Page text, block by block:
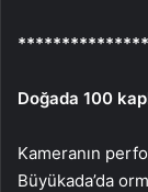
Doğada 100
Kameranın
Büyükada’da